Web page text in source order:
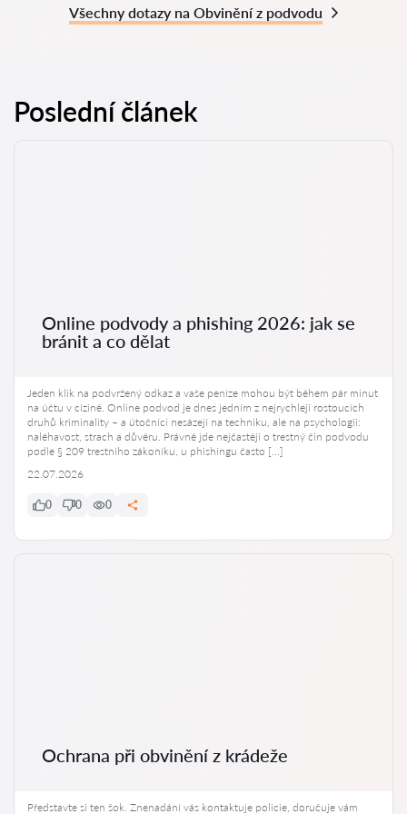
Všechny dotazy na Obvinění z podvodu
Poslední článek
Online podvody a phishing 2026: jak se
bránit a co dělat
Jeden klik na podvržený odkaz a vaše peníze mohou být během pár minut
na účtu v cizině. Online podvod je dnes jedním z nejrychleji rostoucích
druhů kriminality – a útočníci nesázejí na techniku, ale na psychologii:
naléhavost, strach a důvěru. Právně jde nejčastěji o trestný čin podvodu
podle § 209 trestního zákoníku, u phishingu často […]
22.07.2026
0 0 0
Ochrana při obvinění z krádeže
Představte si ten šok. Znenadání vás kontaktuje policie, doručuje vám